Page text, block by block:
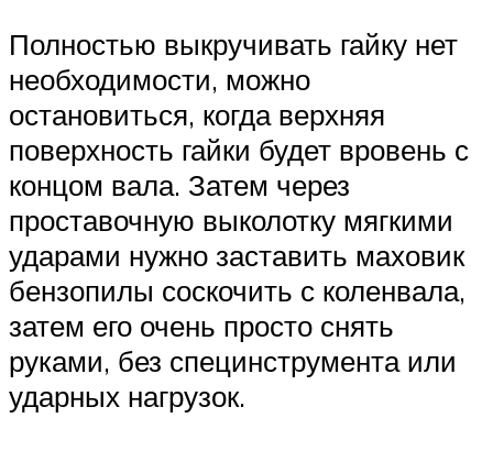
Полностью выкручивать гайку нет
необходимости, можно
остановиться, когда верхняя
поверхность гайки будет вровень с
концом вала. Затем через
проставочную выколотку мягкими
ударами нужно заставить маховик
бензопилы соскочить с коленвала,
затем его очень просто снять
руками, без специнструмента или
ударных нагрузок.